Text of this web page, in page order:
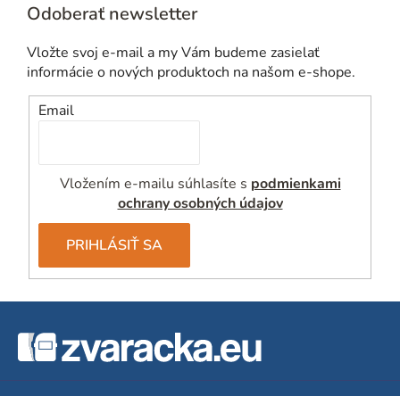
Odoberať newsletter
Vložte svoj e-mail a my Vám budeme zasielať
informácie o nových produktoch na našom e-shope.
Email
Vložením e-mailu súhlasíte s podmienkami
ochrany osobných údajov
PRIHLÁSIŤ SA